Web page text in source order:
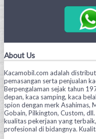
About Us
Kacamobil.com adalah
pemasangan serta penjualan
Berpengalaman sejak tahun
depan, kaca samping, kaca
spion dengan merk Asahimas,
Gobain, Pilkington, Custom,
kualitas pekerjaan yang
profesional di bidangnya.